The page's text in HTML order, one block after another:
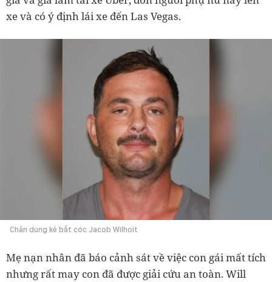
xe và có ý định lái xe đến Las Vegas.
Chân dung kẻ bắt cóc Jacob Wilhoit
Mẹ nạn nhân đã báo cảnh sát về việc con gái mất tích
nhưng rất may con đã được giải cứu an toàn. Will